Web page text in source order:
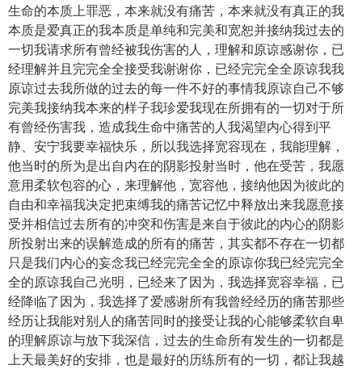
生命的本质上罪恶，本来就没有痛苦，本来就没有真正的我
本质是爱真正的我本质是单纯和完美和宽恕并接纳我过去的
一切我请求所有曾经被我伤害的人，理解和原谅感谢你，已
经理解并且完完全全接受我谢谢你，已经完完全全原谅我我
原谅过去我所做的过去的每一件不好的事情我原谅自己不够
完美我接纳我本来的样子我珍爱我现在所拥有的一切对于所
有曾经伤害我，造成我生命中痛苦的人我渴望内心得到平
静、安宁我要幸福快乐，所以我选择宽容现在，我能理解，
他当时的所为是出自内在的阴影投射当时，他在受苦，我愿
意用柔软包容的心，来理解他，宽容他，接纳他因为彼此的
自由和幸福我决定把束缚我的痛苦记忆中释放出来我愿意接
受并相信过去所有的冲突和伤害是来自于彼此的内心的阴影
所投射出来的误解造成的所有的痛苦，其实都不存在一切都
只是我们内心的妄念我已经完完全全的原谅你我已经完完全
全的原谅我自己光明，已经来了因为，我选择宽容幸福，已
经降临了因为，我选择了爱感谢所有我曾经经历的痛苦那些
经历让我能对别人的痛苦同时的接受让我的心能够柔软自卑
的理解原谅与放下我深信，过去的生命所有发生的一切都是
上天最美好的安排，也是最好的历练所有的一切，都让我越